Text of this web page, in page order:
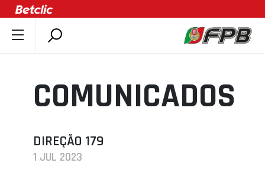
DOCUMENTOS
ÚLTIMAS
ASSOCIAÇÕES
CLUBES
COMUNICADOS
DIREÇÃO 179
1 JUL 2023